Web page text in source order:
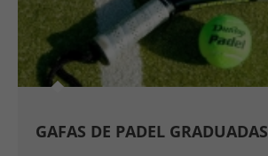
GAFAS DE PADEL GRADUADAS